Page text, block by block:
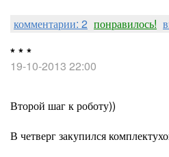
комментарии: 2 понравилось!
* * *
19-10-2013 22:00
Второй шаг к роботу))
В четверг закупился